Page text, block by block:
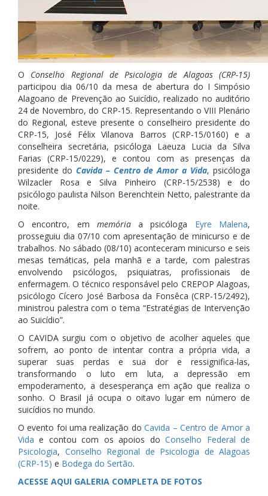
O Conselho Regional de Psicologia de Alagoas (CRP-15)
participou dia 06/10 da mesa de abertura do I Simpósio
Alagoano de Prevenção ao Suicídio, realizado no auditório
24 de Novembro, do CRP-15. Representando o VIII Plenário
do Regional, esteve presente o conselheiro presidente do
CRP-15, José Félix Vilanova Barros (CRP-15/0160) e a
conselheira secretária, psicóloga Laeuza Lucia da Silva
Farias (CRP-15/0229), e contou com as presenças da
presidente do Cavida – Centro de Amor a Vida, psicóloga
Wilzacler Rosa e Silva Pinheiro (CRP-15/2538) e do
psicólogo paulista Nilson Berenchtein Netto, palestrante da
noite.
O encontro, em memóriaa psicóloga Eyre Malena,
prosseguiu dia 07/10 com apresentação de minicurso e de
trabalhos. No sábado (08/10) aconteceram minicurso e seis
mesas temáticas, pela manhã e a tarde, com palestras
envolvendo psicólogos, psiquiatras, profissionais de
enfermagem. O técnico responsável pelo CREPOP Alagoas,
psicólogo Cícero José Barbosa da Fonsêca (CRP-15/2492),
ministrou palestra com o tema “Estratégias de Intervenção
ao Suicídio”.
O CAVIDA surgiu com o objetivo de acolher aqueles que
sofrem, ao ponto de intentar contra a própria vida, a
superar suas perdas e sua dor e ressignifica-las,
transformando o luto em luta, a depressão em
empoderamento, a desesperança em ação que realiza o
sonho. O Brasil já ocupa o oitavo lugar em número de
suicídios no mundo.
O evento foi uma realização doCavida – Centro de Amor a
Vida e contou com os apoios doConselho Federal de
Psicologia, Conselho Regional de Psicologia de Alagoas
(CRP-15) e Bodega do Sertão.
ACESSE AQUI GALERIA COMPLETA DE FOTOS